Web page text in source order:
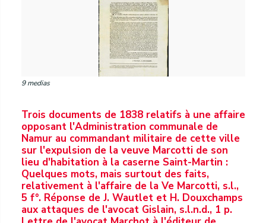
9 medias
Trois documents de 1838 relatifs à une affaire
opposant l'Administration communale de
Namur au commandant militaire de cette ville
sur l'expulsion de la veuve Marcotti de son
lieu d'habitation à la caserne Saint-Martin :
Quelques mots, mais surtout des faits,
relativement à l'affaire de la Ve Marcotti, s.l.,
5 f°. Réponse de J. Wautlet et H. Douxchamps
aux attaques de l'avocat Gislain, s.l.n.d., 1 p.